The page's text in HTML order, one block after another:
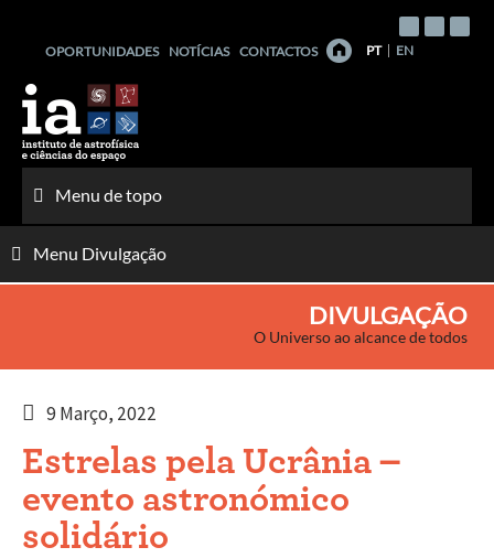
conteúdo
OPORTUNIDADES NOTÍCIAS CONTACTOS PT EN
Menu de topo
Menu Divulgação
DIVULGAÇÃO
O Universo ao alcance de todos
9 Março, 2022
Estrelas pela Ucrânia –
evento astronómico
solidário